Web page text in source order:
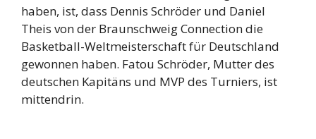
haben, ist, dass Dennis Schröder und Daniel
Theis von der Braunschweig Connection die
Basketball-Weltmeisterschaft für Deutschland
gewonnen haben. Fatou Schröder, Mutter des
deutschen Kapitäns und MVP des Turniers, ist
mittendrin.